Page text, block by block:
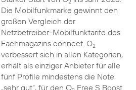
2
Die Mobilfunkmarke gewinnt den
großen Vergleich der
Netzbetreiber-Mobilfunktarife des
Fachmagazins connect. O2
verbessert sich in allen Kategorien,
erhält als einziger Anbieter für alle
fünf Profile mindestens die Note
„sehr gut“, für den O Free S Boost